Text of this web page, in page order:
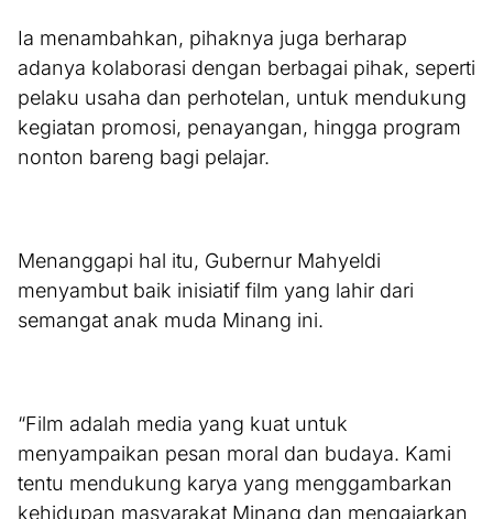
Ia menambahkan, pihaknya juga berharap
adanya kolaborasi dengan berbagai pihak, seperti
pelaku usaha dan perhotelan, untuk mendukung
kegiatan promosi, penayangan, hingga program
nonton bareng bagi pelajar.
Menanggapi hal itu, Gubernur Mahyeldi
menyambut baik inisiatif film yang lahir dari
semangat anak muda Minang ini.
“Film adalah media yang kuat untuk
menyampaikan pesan moral dan budaya. Kami
tentu mendukung karya yang menggambarkan
kehidupan masyarakat Minang dan mengajarkan